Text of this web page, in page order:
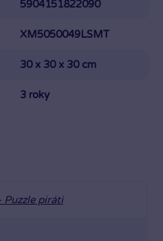
5904151822090
XM5050049LSMT
30 x 30 x 30 cm
3 roky